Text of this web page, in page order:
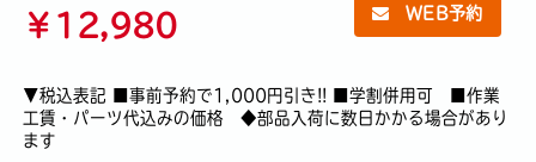
￥ 12,980
▼税込表記 ■事前予約で1,000円引き!! ■学割併用可 ■作業
工賃・パーツ代込みの価格 ◆部品入荷に数日かかる場合があり
ます
WEB予約